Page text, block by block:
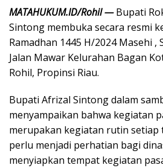
MATAHUKUM.ID/Rohil —Bupati
Sintong membuka secara resmi
Ramadhan 1445 H/2024 Masehi ,
Jalan Mawar Kelurahan Bagan
Rohil, Propinsi Riau.
Bupati Afrizal Sintong dalam
menyampaikan bahwa kegiatan
merupakan kegiatan rutin setiap
perlu menjadi perhatian bagi
menyiapkan tempat kegiatan